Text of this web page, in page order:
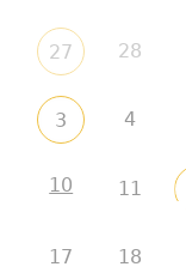
27 28
3 4
10 11
17 18